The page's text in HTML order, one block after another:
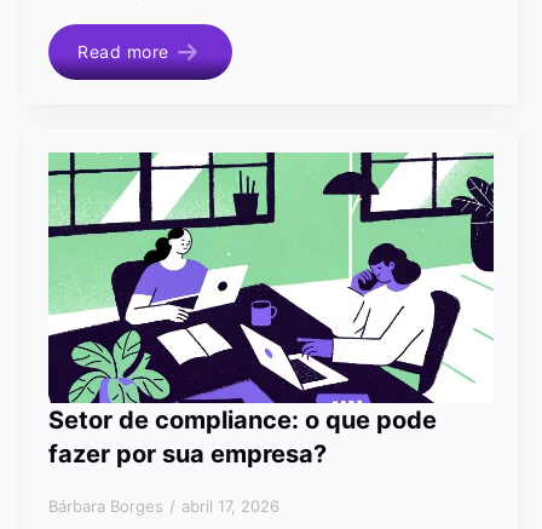
Read more
Setor de compliance: o que pode
fazer por sua empresa?
Bárbara Borges abril 17, 2026